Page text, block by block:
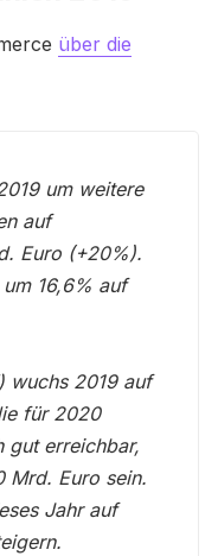
über die
um weitere
auf
Euro (+20%).
16,6% auf
wuchs 2019 auf
für 2020
gut erreichbar,
Mrd. Euro sein.
Jahr auf